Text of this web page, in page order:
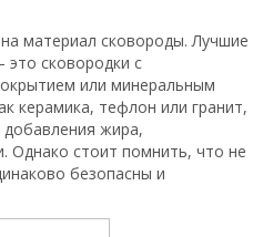
материал сковороды. Лучшие
это сковородки с
или минеральным
керамика, тефлон или гранит,
жира,
Однако стоит помнить, что не
безопасны и